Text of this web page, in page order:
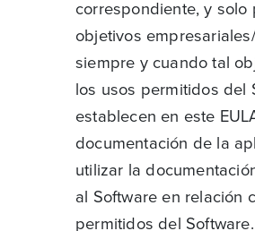
correspondiente, y solo
objetivos
siempre y cuando tal
los usos permitidos del
establecen en este
documentación de la
utilizar la
al Software en relación
permitidos del